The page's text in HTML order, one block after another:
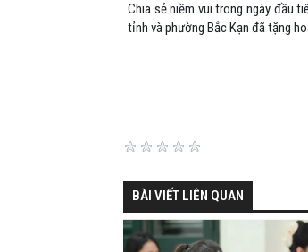
Chia sẻ niềm vui trong ngày đầu
tỉnh và phường Bắc Kạn đã tặng
BÀI VIẾT LIÊN QUAN